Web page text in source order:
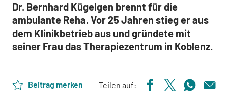
Dr. Bernhard Kügelgen brennt für die
ambulante Reha. Vor 25 Jahren stieg er aus
dem Klinikbetrieb aus und gründete mit
seiner Frau das Therapiezentrum in Koblenz.
Beitrag merken Teilen auf: